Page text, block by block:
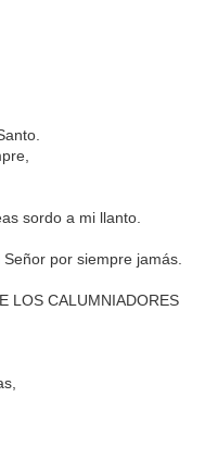
sordo a mi llanto.
por siempre jamás.
LOS CALUMNIADORES